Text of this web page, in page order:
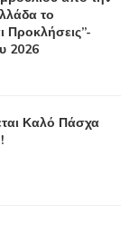
το
Προκλήσεις”-
2026
Καλό Πάσχα